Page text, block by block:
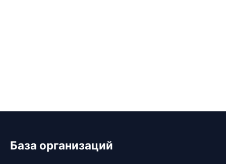
База организаций